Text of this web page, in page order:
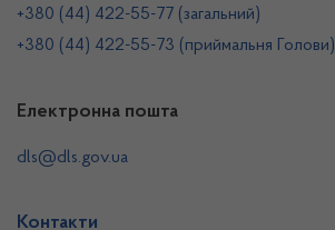
+380 (44) 422-55-77 (загальний)
+380 (44) 422-55-73 (приймальня Голови)
Електронна пошта
dls@dls.gov.ua
Контакти